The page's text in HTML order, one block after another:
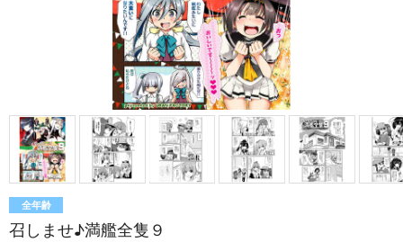
全年齢
召しませ♪満艦全隻９